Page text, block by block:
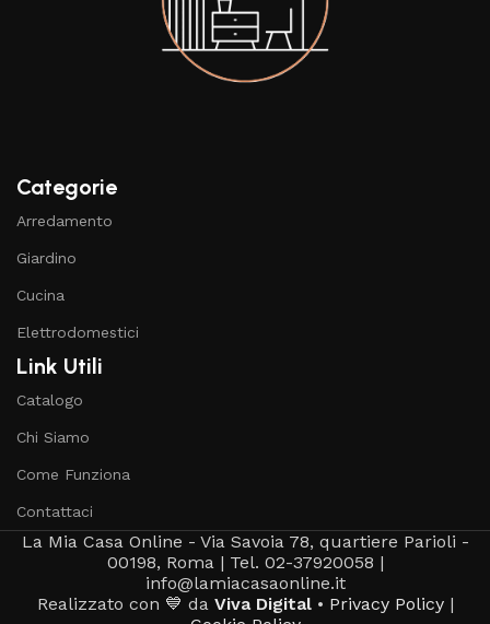
Categorie
Arredamento
Giardino
Cucina
Elettrodomestici
Link Utili
Catalogo
Chi Siamo
Come Funziona
Contattaci
La Mia Casa Online - Via Savoia 78, quartiere Parioli -
00198, Roma | Tel. 02-37920058 |
info@lamiacasaonline.it
Realizzato con 💙 da Viva Digital• Privacy Policy|